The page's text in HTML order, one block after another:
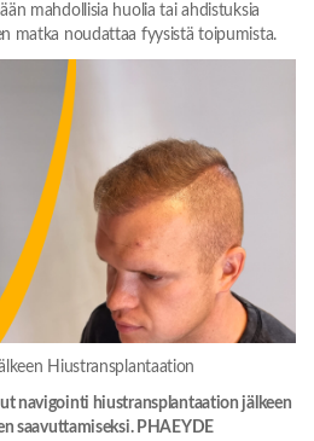
mahdollisia huolia tai ahdistuksia
matka noudattaa fyysistä toipumista.
Hiustransplantaation
navigointi hiustransplantaation jälkeen
saavuttamiseksi. PHAEYDE